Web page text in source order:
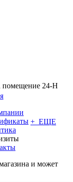
помещение 24-Н
+ ЕЩЕ
и может